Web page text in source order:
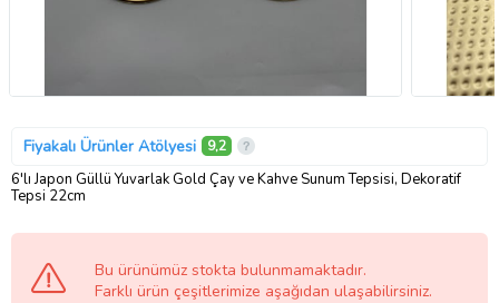
Fiyakalı Ürünler Atölyesi 9,2
6'lı Japon Güllü Yuvarlak Gold Çay ve Kahve Sunum Tepsisi, Dekoratif
Tepsi 22cm
Bu ürünümüz stokta bulunmamaktadır.
Farklı ürün çeşitlerimize aşağıdan ulaşabilirsiniz.